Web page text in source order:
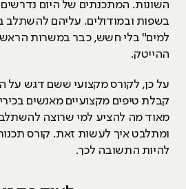
השונות. המתכנתים של היום
בשפות ובמודולים. עליהם להשתלב
למים" בלי חשש, כבר במשרות
ההייטק.
על כן, לקורס מקצועי ששם דגש על
קבלת טיפים מקצועיים מאנשים
מאוד מה להציע למי שרוצה
ומתלבט איך לעשות זאת. קורס
להיות התשובה לכך.